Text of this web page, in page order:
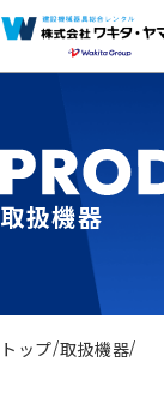
取扱機器
トップ 取扱機器